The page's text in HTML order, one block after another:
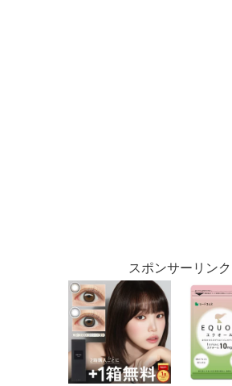
スポンサーリンク